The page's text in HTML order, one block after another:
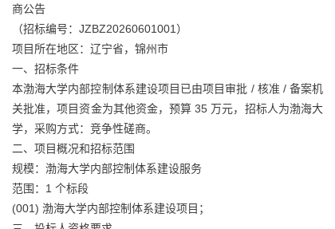
商公告
（招标编号：JZBZ20260601001）
项目所在地区：辽宁省，锦州市
一、招标条件
本渤海大学内部控制体系建设项目已由项目审批 / 核准 / 备案机
关批准，项目资金为其他资金，预算 35 万元，招标人为渤海大
学，采购方式：竞争性磋商。
二、项目概况和招标范围
规模：渤海大学内部控制体系建设服务
范围：1 个标段
(001) 渤海大学内部控制体系建设项目；